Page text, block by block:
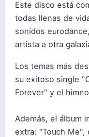
Este disco está
todas llenas de
sonidos
artista a otra
Los temas más
su exitoso single
Forever" y el
Además, el álbum
extra: "Touch Me",